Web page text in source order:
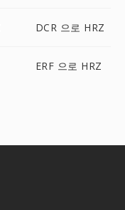
DCR 으로 HRZ
ERF 으로 HRZ